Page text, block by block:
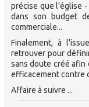
précise que l’église
dans son budget
commerciale...
Finalement, à
retrouver pour
sans doute créé
efficacement contre
Affaire à suivre ...